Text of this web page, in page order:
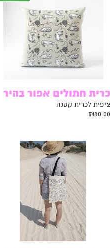
כרית חתולים אפור בהיר
ציפית לכרית קטנה
₪80.00